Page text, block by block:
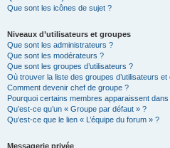
Que sont les icônes de sujet ?
Niveaux d’utilisateurs et groupes
Que sont les administrateurs ?
Que sont les modérateurs ?
Que sont les groupes d’utilisateurs ?
Où trouver la liste des groupes d’utilisateurs
Comment devenir chef de groupe ?
Pourquoi certains membres apparaissent
Qu’est-ce qu’un « Groupe par défaut » ?
Qu’est-ce que le lien « L’équipe du forum » ?
Messagerie privée